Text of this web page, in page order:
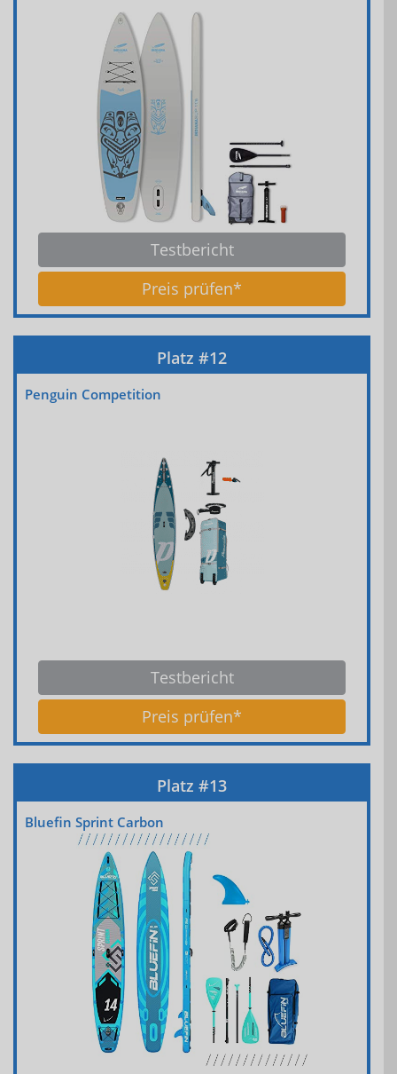
Testbericht
Preis prüfen*
Penguin Competition
Testbericht
Preis prüfen*
Bluefin Sprint Carbon